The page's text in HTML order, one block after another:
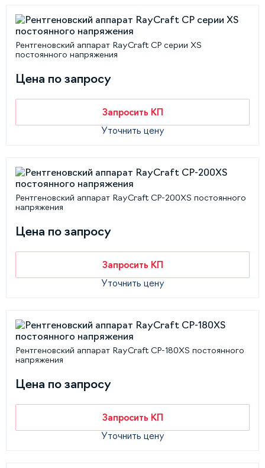
Рентгеновский аппарат RayCraft CP серии XS
постоянного напряжения
Цена по запросу
Запросить КП
Уточнить цену
Рентгеновский аппарат RayCraft CP-200XS постоянного
напряжения
Цена по запросу
Запросить КП
Уточнить цену
Рентгеновский аппарат RayCraft CP-180XS постоянного
напряжения
Цена по запросу
Запросить КП
Уточнить цену